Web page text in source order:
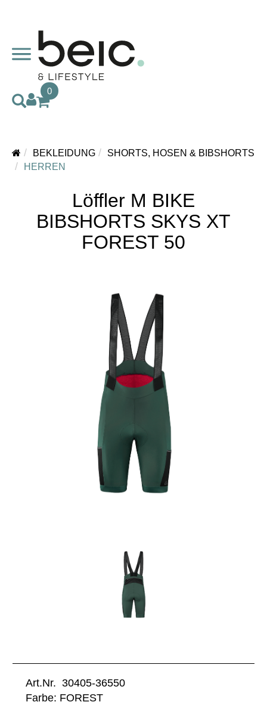
0
BEKLEIDUNG
SHORTS, HOSEN & BIBSHORTS
HERREN
Löffler M BIKE
BIBSHORTS SKYS XT
FOREST 50
Art.Nr. 30405-36550
Farbe: FOREST